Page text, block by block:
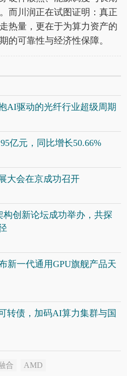
而川润正在试图证明：真正
热量，更在于为算力资产的
的可靠性与经济性保障。
AI驱动的光纤行业超级周期
亿元，同比增长50.66%
大会在京成功召开
创新论坛成功举办，共探
新一代通用GPU旗舰产品天
转债，加码AI算力集群与国
合 AMD